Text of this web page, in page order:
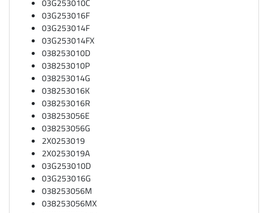
03G253010C
03G253016F
03G253014F
03G253014FX
038253010D
038253010P
038253014G
038253016K
038253016R
038253056E
038253056G
2X0253019
2X0253019A
03G253010D
03G253016G
038253056M
038253056MX